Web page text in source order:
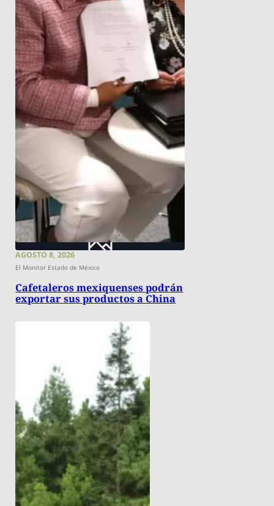
AGOSTO 8, 2026
El Monitor Estado de México
Cafetaleros mexiquenses podrán
exportar sus productos a China